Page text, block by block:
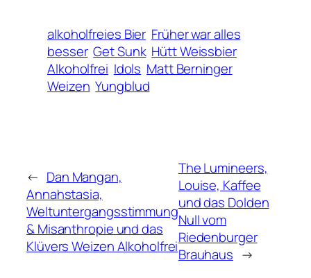
alkoholfreies Bier Früher war alles
besser Get Sunk Hütt Weissbier
Alkoholfrei Idols Matt Berninger
Weizen Yungblud
← Dan Mangan,
Annahstasia,
Weltuntergangsstimmung
& Misanthropie und das
Klüvers Weizen Alkoholfrei
The Lumineers,
Louise, Kaffee
und das Dolden
Null vom
Riedenburger
Brauhaus →